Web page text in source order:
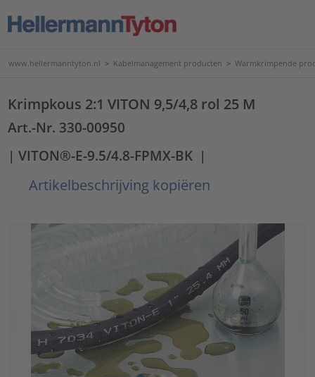
www.hellermanntyton.nl > Kabelmanagement producten > Warmkrimpende
Krimpkous 2:1 VITON 9,5/4,8 rol 25 M
Art.-Nr. 330-00950
| VITON®-E-9.5/4.8-FPMX-BK |
Artikelbeschrijving kopiëren